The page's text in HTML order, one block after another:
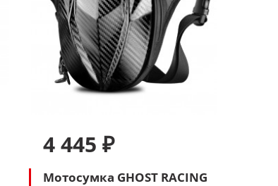
4 445 ₽
Мотосумка GHOST RACING